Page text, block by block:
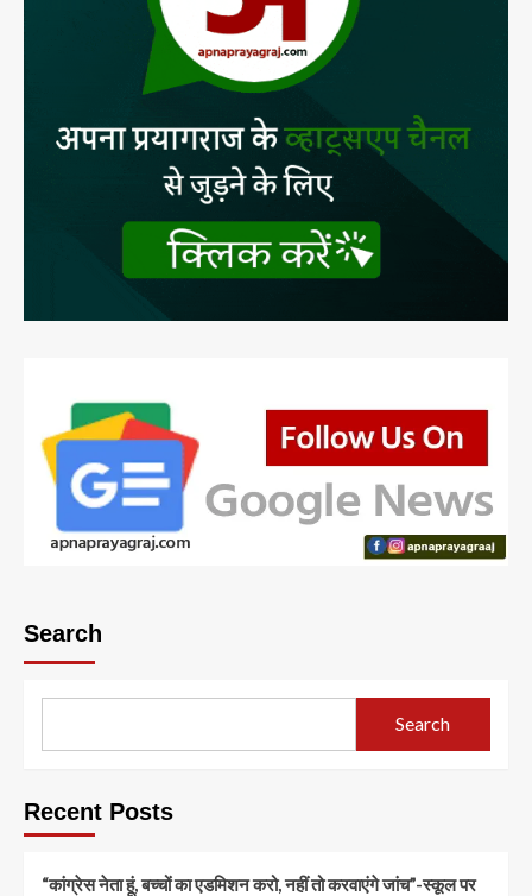
Search
Search
Recent Posts
“कांग्रेस नेता हूं, बच्चों का एडमिशन करो, नहीं तो करवाएंगे जांच”-स्कूल पर